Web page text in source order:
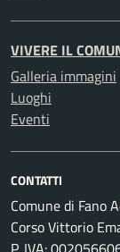
VIVERE IL
Galleria immagini
Luoghi
Eventi
CONTATTI
Comune di Fano
Corso Vittorio